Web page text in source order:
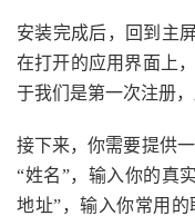
安装完成后，回到主
在打开的应用界面上
于我们是第一次注册，
接下来，你需要提供
“姓名”，输入你的真
地址”，输入你常用